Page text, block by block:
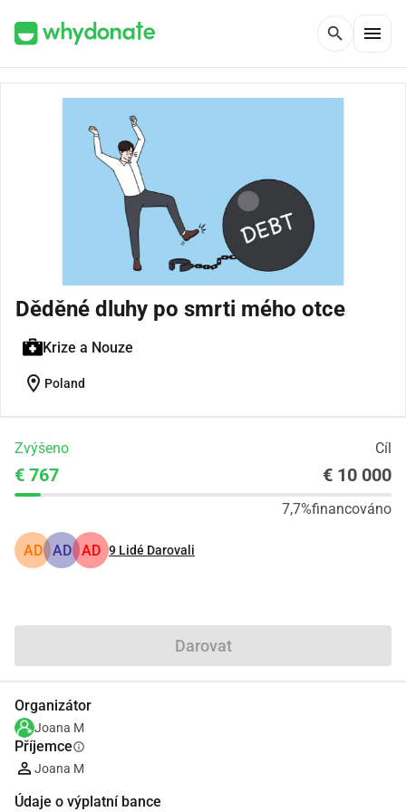
search menu
Děděné dluhy po smrti mého otce
Krize a Nouze
location_on Poland
Zvýšeno Cíl
€ 767 € 10 000
7,7%financováno
AD AD AD 9 Lidé Darovali
Darovat
Organizátor
Joana M
Příjemceinfo
Joana M
Údaje o výplatní bance